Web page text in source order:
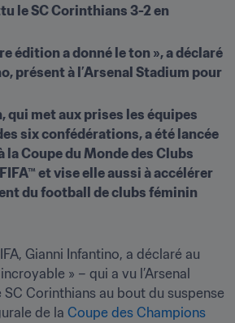
le SC Corinthians 3-2 en
édition a donné le ton », a déclaré
présent à l’Arsenal Stadium pour
qui met aux prises les équipes
six confédérations, a été lancée
la Coupe du Monde des Clubs
et vise elle aussi à accélérer
du football de clubs féminin
Gianni Infantino, a déclaré au
» – qui a vu l’Arsenal
Corinthians au bout du suspense
de la Coupe des Champions